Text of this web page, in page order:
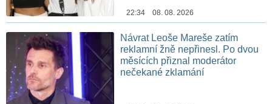
22:34 08. 08. 2026
Návrat Leoše Mareše zatím
reklamní žně nepřinesl. Po dvou
měsících přiznal moderátor
nečekané zklamání